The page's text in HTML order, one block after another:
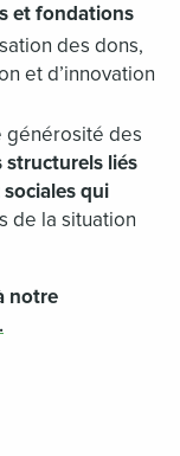
et fondations
des dons,
et d’innovation
générosité des
structurels liés
qui
de la situation
notre